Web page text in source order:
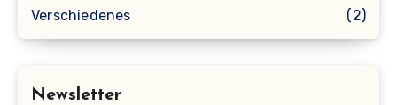
Verschiedenes (2)
Newsletter